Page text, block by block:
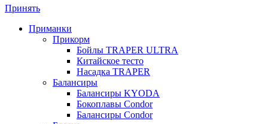
Принять
Приманки
Прикорм
Бойлы TRAPER ULTRA
Китайское тесто
Насадка TRAPER
Балансиры
Балансиры KYODA
Бокоплавы Condor
Балансиры Condor